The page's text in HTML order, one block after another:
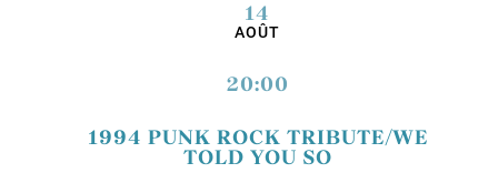
14
AOÛT
20:00
1994 PUNK ROCK TRIBUTE/WE
TOLD YOU SO